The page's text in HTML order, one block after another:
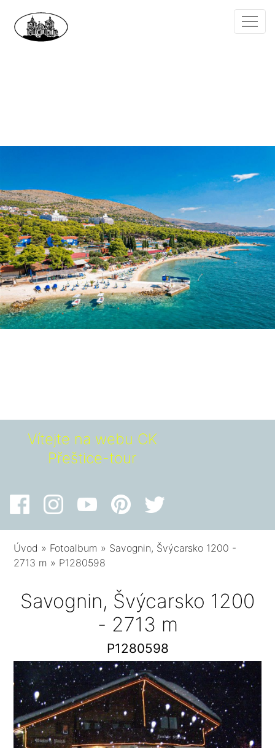
Vítejte na webu CK
Přeštice-tour
Úvod » Fotoalbum » Savognin, Švýcarsko 1200 -
2713 m » P1280598
Savognin, Švýcarsko 1200
- 2713 m
P1280598